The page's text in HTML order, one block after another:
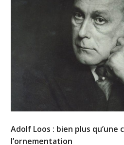
Adolf Loos : bien plus qu’une
l’ornementation